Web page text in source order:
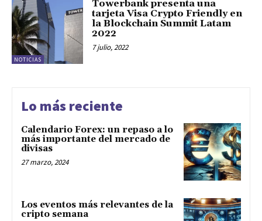
NOTICIAS
Towerbank presenta una
tarjeta Visa Crypto Friendly en
la Blockchain Summit Latam
2022
7 julio, 2022
Lo más reciente
Calendario Forex: un repaso a lo
más importante del mercado de
divisas
27 marzo, 2024
Los eventos más relevantes de la
cripto semana